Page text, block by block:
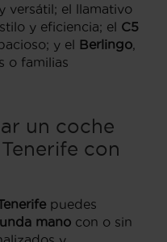
versátil; el llamativo
y eficiencia; el C5
y el Berlingo
o familias
un coche
con
puedes
mano con o sin